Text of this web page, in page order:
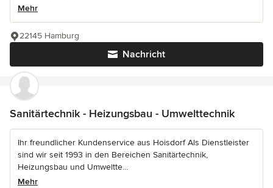
Mehr
Nachricht
22145 Hamburg
Sanitärtechnik - Heizungsbau - Umwelttechnik
Ihr freundlicher Kundenservice aus Hoisdorf Als Dienstleister
sind wir seit 1993 in den Bereichen Sanitärtechnik,
Heizungsbau und Umweltte...
Mehr